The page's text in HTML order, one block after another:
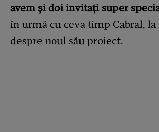
avem și doi invitați super
în urmă cu ceva timp Cabral, la
despre noul său proiect.